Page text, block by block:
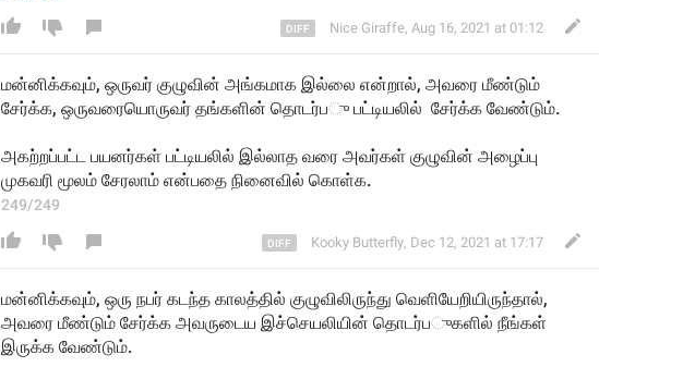
Nice Giraffe, Aug 16, 2021 at 01:12
மன்னிக்கவும், ஒருவர் குழுவின் அங்கமாக இல்லை என்றால், அவரை மீண்டும்
சேர்க்க, ஒருவரையொருவர் தங்களின் தொடர்ப ு பட்டியலில்  சேர்க்க வேண்டும்.
அகற்றப்பட்ட பயனர்கள் பட்டியலில் இல்லாத வரை அவர்கள் குழுவின் அழைப்பு
முகவரி மூலம் சேரலாம் என்பதை நினைவில் கள்க.
249/249
Kooky Butterfly, Dec 12, 2021 at 17:17
மன்னிக்கவும், ஒரு நபர் கடந்த காலத்தில் குழுவிலிருந்து வெளியேறியிருந்தால்,
அவரை மீண்டும் சேர்க்க அவருடைய இச்செயலியின் தொடர்ப
ுகளில் நீங்கள்
இருக்க வேண்டும்.